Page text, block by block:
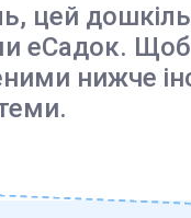
цей
еСадок.
нижче